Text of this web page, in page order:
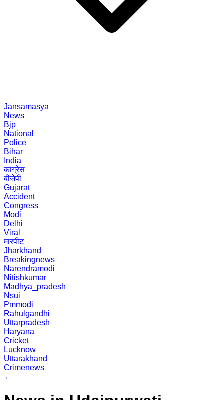
Jansamasya
News
Bjp
National
Police
Bihar
India
कांग्रेस
बीजेपी
Gujarat
Accident
Congress
Modi
Delhi
Viral
मारपीट
Jharkhand
Breakingnews
Narendramodi
Nitishkumar
Madhya_pradesh
Nsui
Pmmodi
Rahulgandhi
Uttarpradesh
Haryana
Cricket
Lucknow
Uttarakhand
Crimenews
←